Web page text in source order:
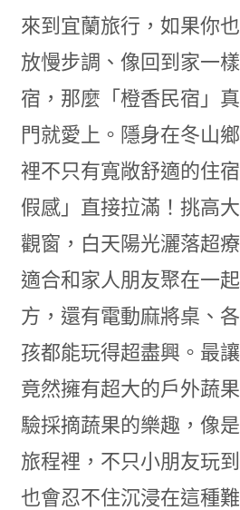
來到宜蘭旅行，如果你
放慢步調、像回到家一
宿，那麼「橙香民宿」
門就愛上。隱身在冬山
裡不只有寬敞舒適的住
假感」直接拉滿！挑高
觀窗，白天陽光灑落超
適合和家人朋友聚在一
方，還有電動麻將桌、
孩都能玩得超盡興。最
竟然擁有超大的戶外蔬
驗採摘蔬果的樂趣，像
旅程裡，不只小朋友玩
也會忍不住沉浸在這種